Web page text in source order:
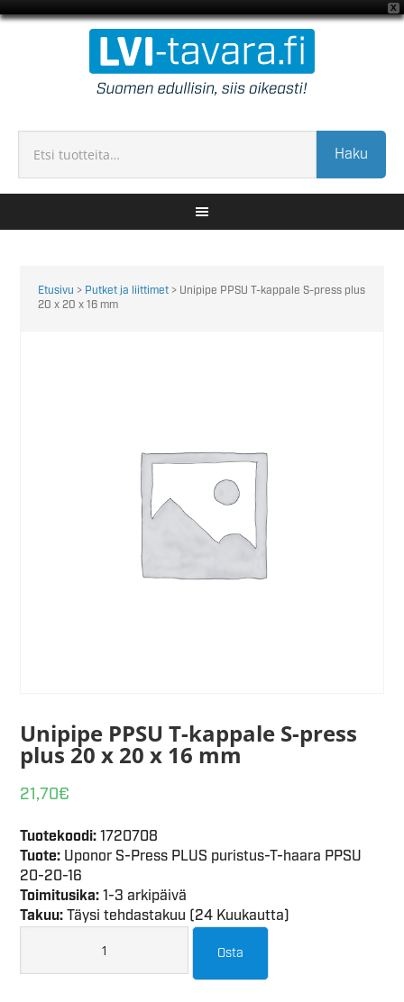
X
Haku
Etusivu > Putket ja liittimet > Unipipe PPSU T-kappale S-press plus
20 x 20 x 16 mm
Unipipe PPSU T-kappale S-press
plus 20 x 20 x 16 mm
21,70€
Tuotekoodi:1720708
Tuote: Uponor S-Press PLUS puristus-T-haara PPSU
20-20-16
Toimitusika:1-3 arkipäivä
Takuu:Täysi tehdastakuu (24 Kuukautta)
Osta